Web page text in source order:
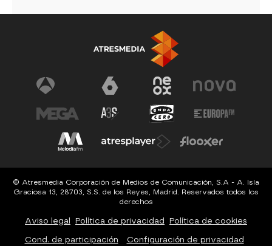
© Atresmedia Corporación de Medios de Comunicación, S.A - A. Isla
Graciosa 13, 28703, S.S. de los Reyes, Madrid. Reservados todos los
derechos
Aviso legal Política de privacidad Política de cookies
Cond. de participación Configuración de privacidad